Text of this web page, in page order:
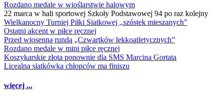
Rozdano medale w wioślarstwie halowym
22 marca w hali sportowej Szkoły Podstawowej 94 po raz kolejny
Wielkanocny Turniej Piłki Siatkowej ,,szóstek mieszanych”
Ostatni akcent w piłce ręcznej
Przed wiosenną rundą „Czwartków lekkoatletycznych”
Rozdano medale w mini piłce ręcznej
Koszykarskie złota ponownie dla SMS Marcina Gortata
Licealna siatkówka chłopców ma finiszu
więcej ...